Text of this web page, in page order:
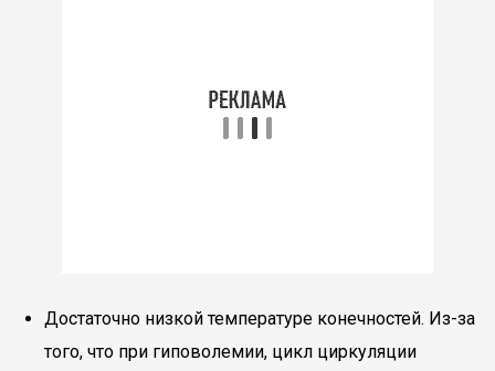
Достаточно низкой температуре конечностей. Из-за
того, что при гиповолемии, цикл циркуляции